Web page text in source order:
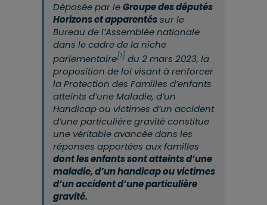
Déposée par leGroupe des députés
Horizons et apparentéssur le
Bureau de l’Assemblée nationale
dans le cadre de la niche
parlementaire[1] du 2 mars 2023, la
proposition de loi visant à renforcer
la Protection des Familles d’enfants
atteints d’une Maladie, d’un
Handicap ou victimes d’un accident
d’une particulière gravité constitue
une véritable avancée dans les
réponses apportées aux familles
dont les enfants sont atteints d’une
maladie, d’un handicap ou victimes
d’un accident d’une particulière
gravité.